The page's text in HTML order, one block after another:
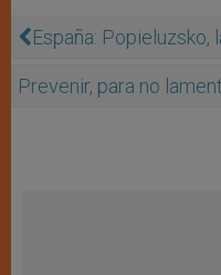
España:
Prevenir, para no